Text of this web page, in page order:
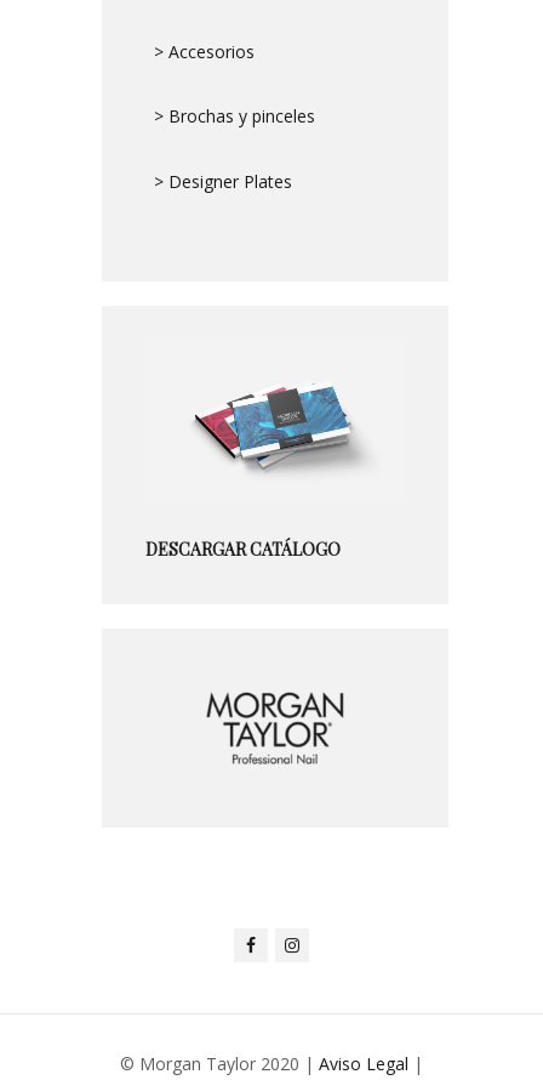
> Accesorios
> Brochas y pinceles
> Designer Plates
DESCARGAR CATÁLOGO
© Morgan Taylor 2020 | Aviso Legal |